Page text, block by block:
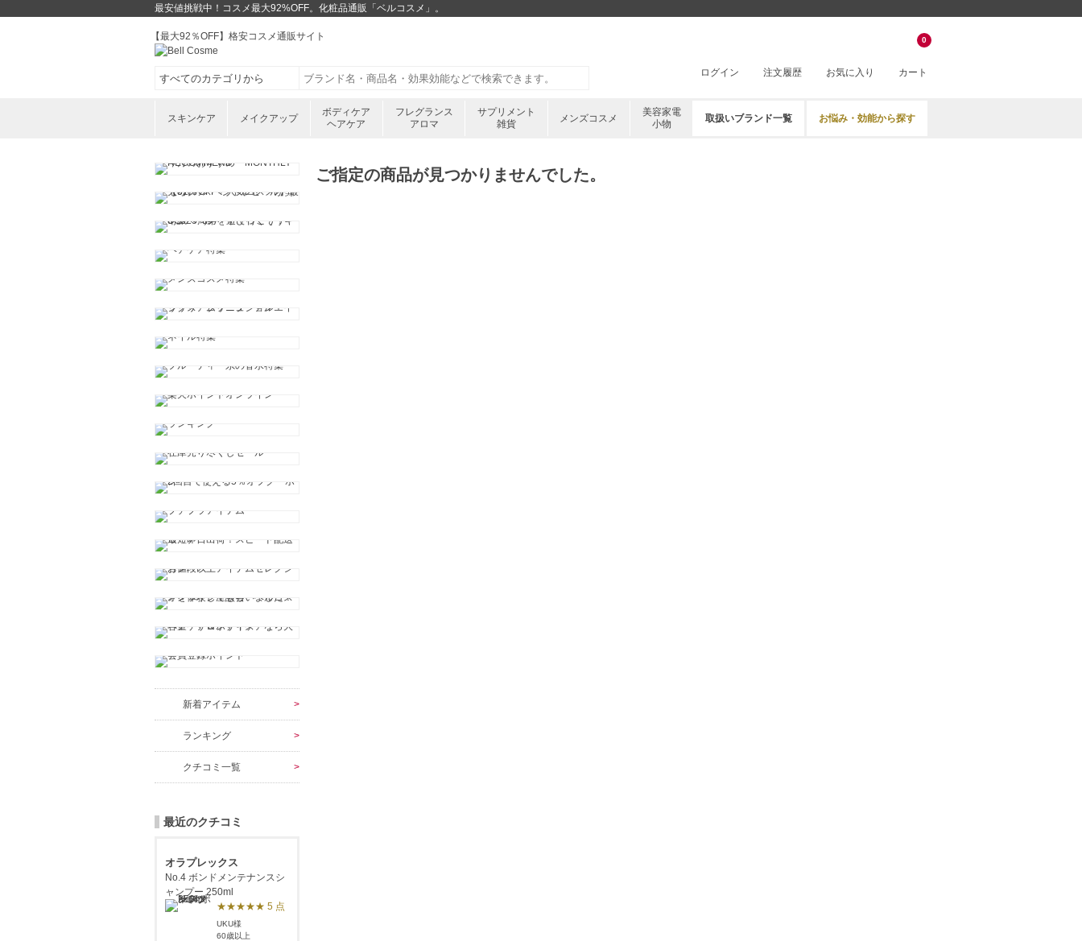
最安値挑戦中！コスメ最大92%OFF。化粧品通販「ベルコスメ」。
【最大92％OFF】格安コスメ通販サイト
ログイン 注文履歴 お気に入り カート
0
スキンケア メイクアップ
ボディケア
ヘアケア
フレグランス
アロマ
サプリメント
雑貨
メンズコスメ
美容家電
小物
取扱いブランド一覧 お悩み・効能から探す
ご指定の商品が見つかりませんでした。
新着アイテム
ランキング
クチコミ一覧
最近のクチコミ
オラプレックス
No.4 ボンドメンテナンスシ
ャンプー 250ml
★★★★★ 5 点
UKU様
60歳以上